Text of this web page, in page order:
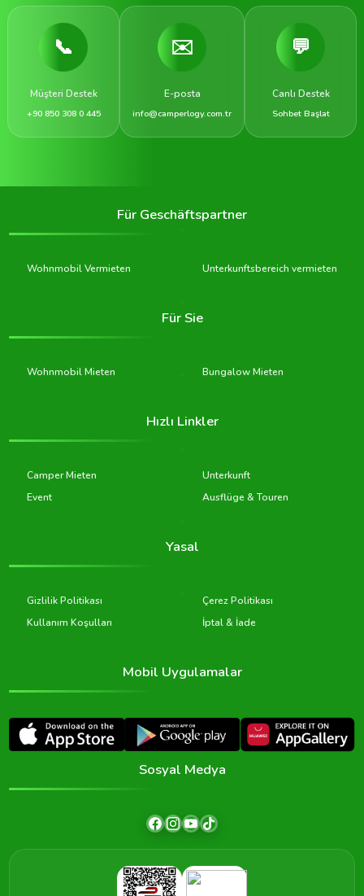
📞
Müşteri Destek
+90 850 308 0 445
✉️
E-posta
info@camperlogy.com.tr
💬
Canlı Destek
Sohbet Başlat
Für Geschäftspartner
Wohnmobil Vermieten Unterkunftsbereich vermieten
Für Sie
Wohnmobil Mieten Bungalow Mieten
Hızlı Linkler
Camper Mieten
Unterkunft
Event
Ausflüge & Touren
Yasal
Gizlilik Politikası
Çerez Politikası
Kullanım Koşulları
İptal & İade
Mobil Uygulamalar
Sosyal Medya